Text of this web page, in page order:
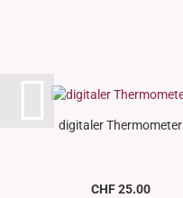
digitaler Thermometer
CHF 25.00